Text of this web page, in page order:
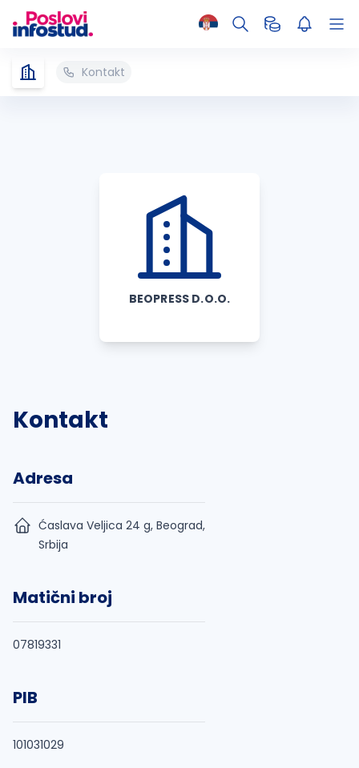
Kontakt
BEOPRESS D.O.O.
Kontakt
Adresa
Ćaslava Veljica 24 g, Beograd,
Srbija
Matični broj
07819331
PIB
101031029